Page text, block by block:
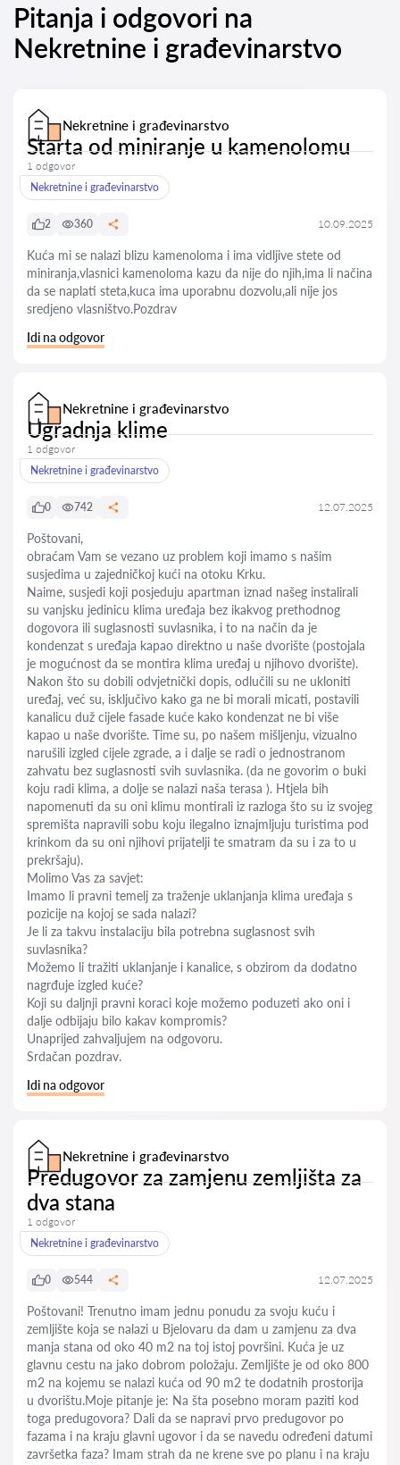
Pitanja i odgovori na
Nekretnine i građevinarstvo
Nekretnine i građevinarstvo
Starta od miniranje u kamenolomu
1 odgovor
Nekretnine i građevinarstvo
2 360 10.09.2025
Kuća mi se nalazi blizu kamenoloma i ima vidljive stete od
miniranja,vlasnici kamenoloma kazu da nije do njih,ima li načina
da se naplati steta,kuca ima uporabnu dozvolu,ali nije jos
sredjeno vlasništvo.Pozdrav
Idi na odgovor
Nekretnine i građevinarstvo
Ugradnja klime
1 odgovor
Nekretnine i građevinarstvo
0 742 12.07.2025
Poštovani,
obraćam Vam se vezano uz problem koji imamo s našim
susjedima u zajedničkoj kući na otoku Krku.
Naime, susjedi koji posjeduju apartman iznad našeg instalirali
su vanjsku jedinicu klima uređaja bez ikakvog prethodnog
dogovora ili suglasnosti suvlasnika, i to na način da je
kondenzat s uređaja kapao direktno u naše dvorište (postojala
je mogućnost da se montira klima uređaj u njihovo dvorište).
Nakon što su dobili odvjetnički dopis, odlučili su ne ukloniti
uređaj, već su, isključivo kako ga ne bi morali micati, postavili
kanalicu duž cijele fasade kuće kako kondenzat ne bi više
kapao u naše dvorište. Time su, po našem mišljenju, vizualno
narušili izgled cijele zgrade, a i dalje se radi o jednostranom
zahvatu bez suglasnosti svih suvlasnika. (da ne govorim o buki
koju radi klima, a dolje se nalazi naša terasa ). Htjela bih
napomenuti da su oni klimu montirali iz razloga što su iz svojeg
spremišta napravili sobu koju ilegalno iznajmljuju turistima pod
krinkom da su oni njihovi prijatelji te smatram da su i za to u
prekršaju).
Molimo Vas za savjet:
Imamo li pravni temelj za traženje uklanjanja klima uređaja s
pozicije na kojoj se sada nalazi?
Je li za takvu instalaciju bila potrebna suglasnost svih
suvlasnika?
Možemo li tražiti uklanjanje i kanalice, s obzirom da dodatno
nagrđuje izgled kuće?
Koji su daljnji pravni koraci koje možemo poduzeti ako oni i
dalje odbijaju bilo kakav kompromis?
Unaprijed zahvaljujem na odgovoru.
Srdačan pozdrav.
Idi na odgovor
Nekretnine i građevinarstvo
Predugovor za zamjenu zemljišta za
dva stana
1 odgovor
Nekretnine i građevinarstvo
0 544 12.07.2025
Poštovani! Trenutno imam jednu ponudu za svoju kuću i
zemljište koja se nalazi u Bjelovaru da dam u zamjenu za dva
manja stana od oko 40 m2 na toj istoj površini. Kuća je uz
glavnu cestu na jako dobrom položaju. Zemljište je od oko 800
m2 na kojemu se nalazi kuća od 90 m2 te dodatnih prostorija
u dvorištu.Moje pitanje je: Na šta posebno moram paziti kod
toga predugovora? Dali da se napravi prvo predugovor po
fazama i na kraju glavni ugovor i da se navedu određeni datumi
završetka faza? Imam strah da ne krene sve po planu i na kraju